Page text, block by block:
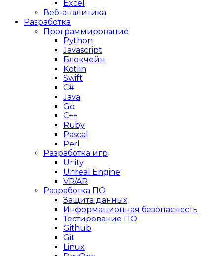
Excel
Веб-аналитика
Разработка
Программирование
Python
Javascript
Блокчейн
Kotlin
Swift
C#
Java
Go
C++
Ruby
Pascal
Perl
Разработка игр
Unity
Unreal Engine
VR/AR
Разработка ПО
Защита данных
Информационная безопасность
Тестирование ПО
Github
Git
Linux